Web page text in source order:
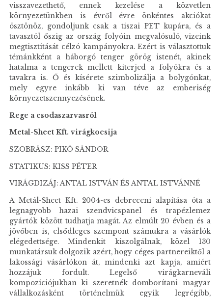
visszavezethető, ennek kezelése a közvetlen
környezetünkben is évről évre önkéntes akciókat
ösztönöz, gondoljunk csak a tiszai PET kupára, és a
tavasztól őszig az ország folyóin megvalósuló, vizeink
megtisztítását célzó kampányokra. Ezért is választottuk
témánkként a háborgó tenger görög istenét, akinek
hatalma a tengerek mellett kiterjed a folyókra és a
tavakra is. Ő és kísérete szimbolizálja a bolygónkat,
mely egyre inkább ki van téve az emberiség
környezetszennyezésének.
Rege a csodaszarvasról
Metal-Sheet Kft. virágkocsija
SZOBRÁSZ: PIKÓ SÁNDOR
STATIKUS: KISS PÉTER
VIRÁGDIZÁJ: ANTAL ISTVÁN ÉS ANTAL ISTVÁNNÉ
A Metál-Sheet Kft. 2004-es debreceni alapítása óta a
legnagyobb hazai szendvicspanel és trapézlemez
gyártók között tudhatja magát. Az elmúlt 20 évben és a
jövőben is, elsődleges szempont számukra a vásárlók
elégedettsége. Mindenkit kiszolgálnak, közel 130
munkatársuk dolgozik azért, hogy céges partnereiktől a
lakossági vásárlókon át, mindenki azt kapja, amiért
hozzájuk fordult. Legelső virágkarneváli
kompozíciójukban ki szeretnék domborítani magyar
vállalkozásként történelmük egyik legrégibb,